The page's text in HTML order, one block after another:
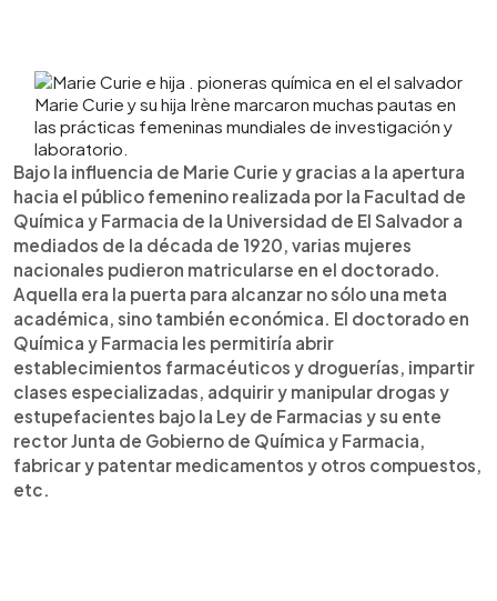
Marie Curie y su hija Irène marcaron muchas pautas en
las prácticas femeninas mundiales de investigación y
laboratorio.
Bajo la influencia de Marie Curie y gracias a la apertura
hacia el público femenino realizada por la Facultad de
Química y Farmacia de la Universidad de El Salvador a
mediados de la década de 1920, varias mujeres
nacionales pudieron matricularse en el doctorado.
Aquella era la puerta para alcanzar no sólo una meta
académica, sino también económica. El doctorado en
Química y Farmacia les permitiría abrir
establecimientos farmacéuticos y droguerías, impartir
clases especializadas, adquirir y manipular drogas y
estupefacientes bajo la Ley de Farmacias y su ente
rector Junta de Gobierno de Química y Farmacia,
fabricar y patentar medicamentos y otros compuestos,
etc.